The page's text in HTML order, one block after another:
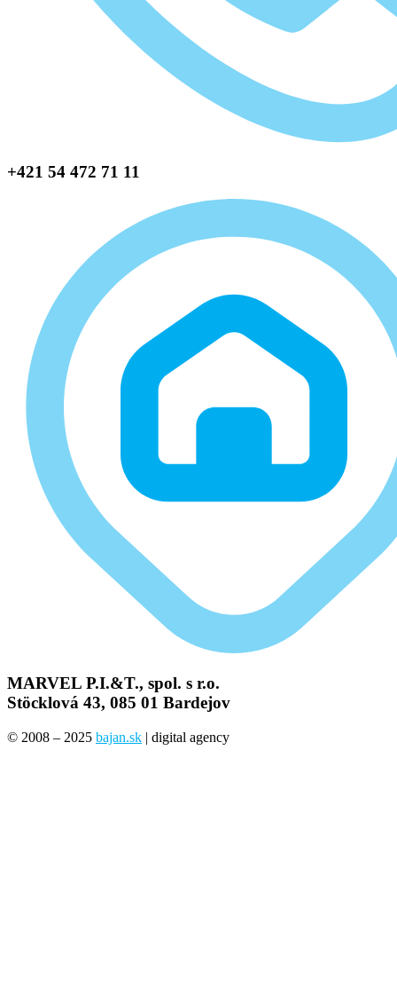
+421 54 472 71 11
MARVEL P.I.&T., spol. s r.o.
Stöcklová 43, 085 01 Bardejov
© 2008 – 2025 bajan.sk | digital agency